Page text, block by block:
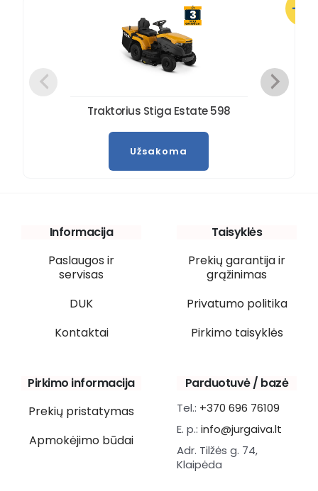
Traktorius Stiga Estate 598
Užsakoma
-5%
Informacija
Paslaugos ir
servisas
DUK
Kontaktai
Taisyklės
Prekių garantija ir
grąžinimas
Privatumo politika
Pirkimo taisyklės
Pirkimo informacija
Prekių pristatymas
Apmokėjimo būdai
Parduotuvė / bazė
Tel.: +370 696 76109
E. p.: info@jurgaiva.lt
Adr. Tilžės g. 74,
Klaipėda